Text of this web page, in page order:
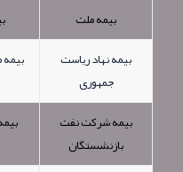
بیمه ملت
بیمه نهاد ریاست
جمهوری
بیمه شرکت نفت
بازنشستگان